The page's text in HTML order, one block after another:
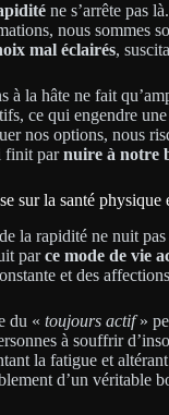
ne s’arrête pas
nous sommes
mal éclairés,
à la hâte ne fait
ce qui engendre
nos options, nous
finit parnuire à notre
sur la santé physique
la rapidité ne nuit
parce mode de vie
et des
du « toujours actif»
à souffrir
la fatigue et
d’un véritable